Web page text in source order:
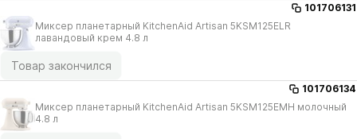
101706131
Миксер планетарный KitchenAid Artisan 5KSM125ELR
лавандовый крем 4.8 л
Товар закончился
101706134
Миксер планетарный KitchenAid Artisan 5KSM125EMH молочный
4.8 л